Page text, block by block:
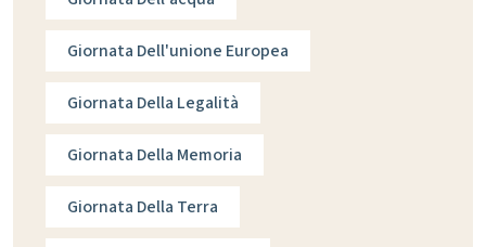
Giornata Dell'unione Europea
Giornata Della Legalità
Giornata Della Memoria
Giornata Della Terra